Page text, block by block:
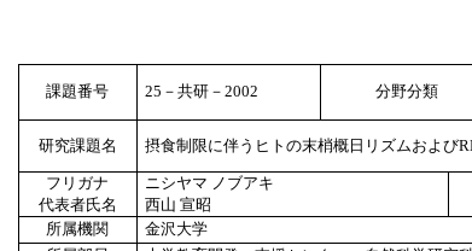
課題番号 25 －共研－2002 分野分類
研究課題名 摂食制限に伴うヒトの末梢概日リズムおよび
フリガナ
代表者氏名
ニシヤマ ノブアキ
西山 宣昭
所属機関
金沢大学